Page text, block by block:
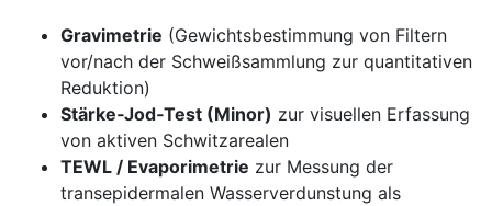
Gravimetrie (Gewichtsbestimmung von ‍Filtern
vor/nach der Schweißsammlung zur​ quantitativen
Reduktion)
Stärke‑Jod‑Test (Minor) zur visuellen Erfassung
von aktiven Schwitzarealen
TEWL / Evaporimetrie zur⁢ Messung⁣ der
transepidermalen ‌Wasserverdunstung als